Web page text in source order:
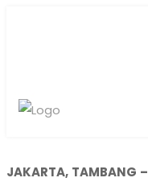
JAKARTA, TAMBANG –